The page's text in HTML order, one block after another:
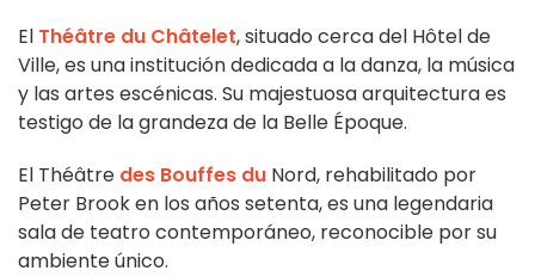
El Théâtre du Châtelet, situado cerca del Hôtel de
Ville, es una institución dedicada a la danza, la música
y las artes escénicas. Su majestuosa arquitectura es
testigo de la grandeza de la Belle Époque.
El Théâtre des Bouffes du Nord, rehabilitado por
Peter Brook en los años setenta, es una legendaria
sala de teatro contemporáneo, reconocible por su
ambiente único.